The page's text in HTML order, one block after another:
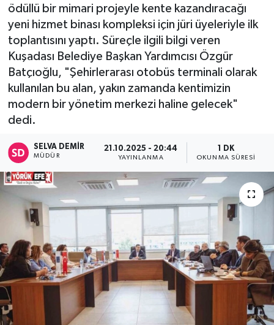
ödüllü bir mimari projeyle kente kazandıracağı
yeni hizmet binası kompleksi için jüri üyeleriyle ilk
toplantısını yaptı. Süreçle ilgili bilgi veren
Kuşadası Belediye Başkan Yardımcısı Özgür
Batçıoğlu, "Şehirlerarası otobüs terminali olarak
kullanılan bu alan, yakın zamanda kentimizin
modern bir yönetim merkezi haline gelecek"
dedi.
SELVA DEMIR
MÜDÜR
21.10.2025 - 20:44
YAYINLANMA
1 DK
OKUNMA SÜRESI